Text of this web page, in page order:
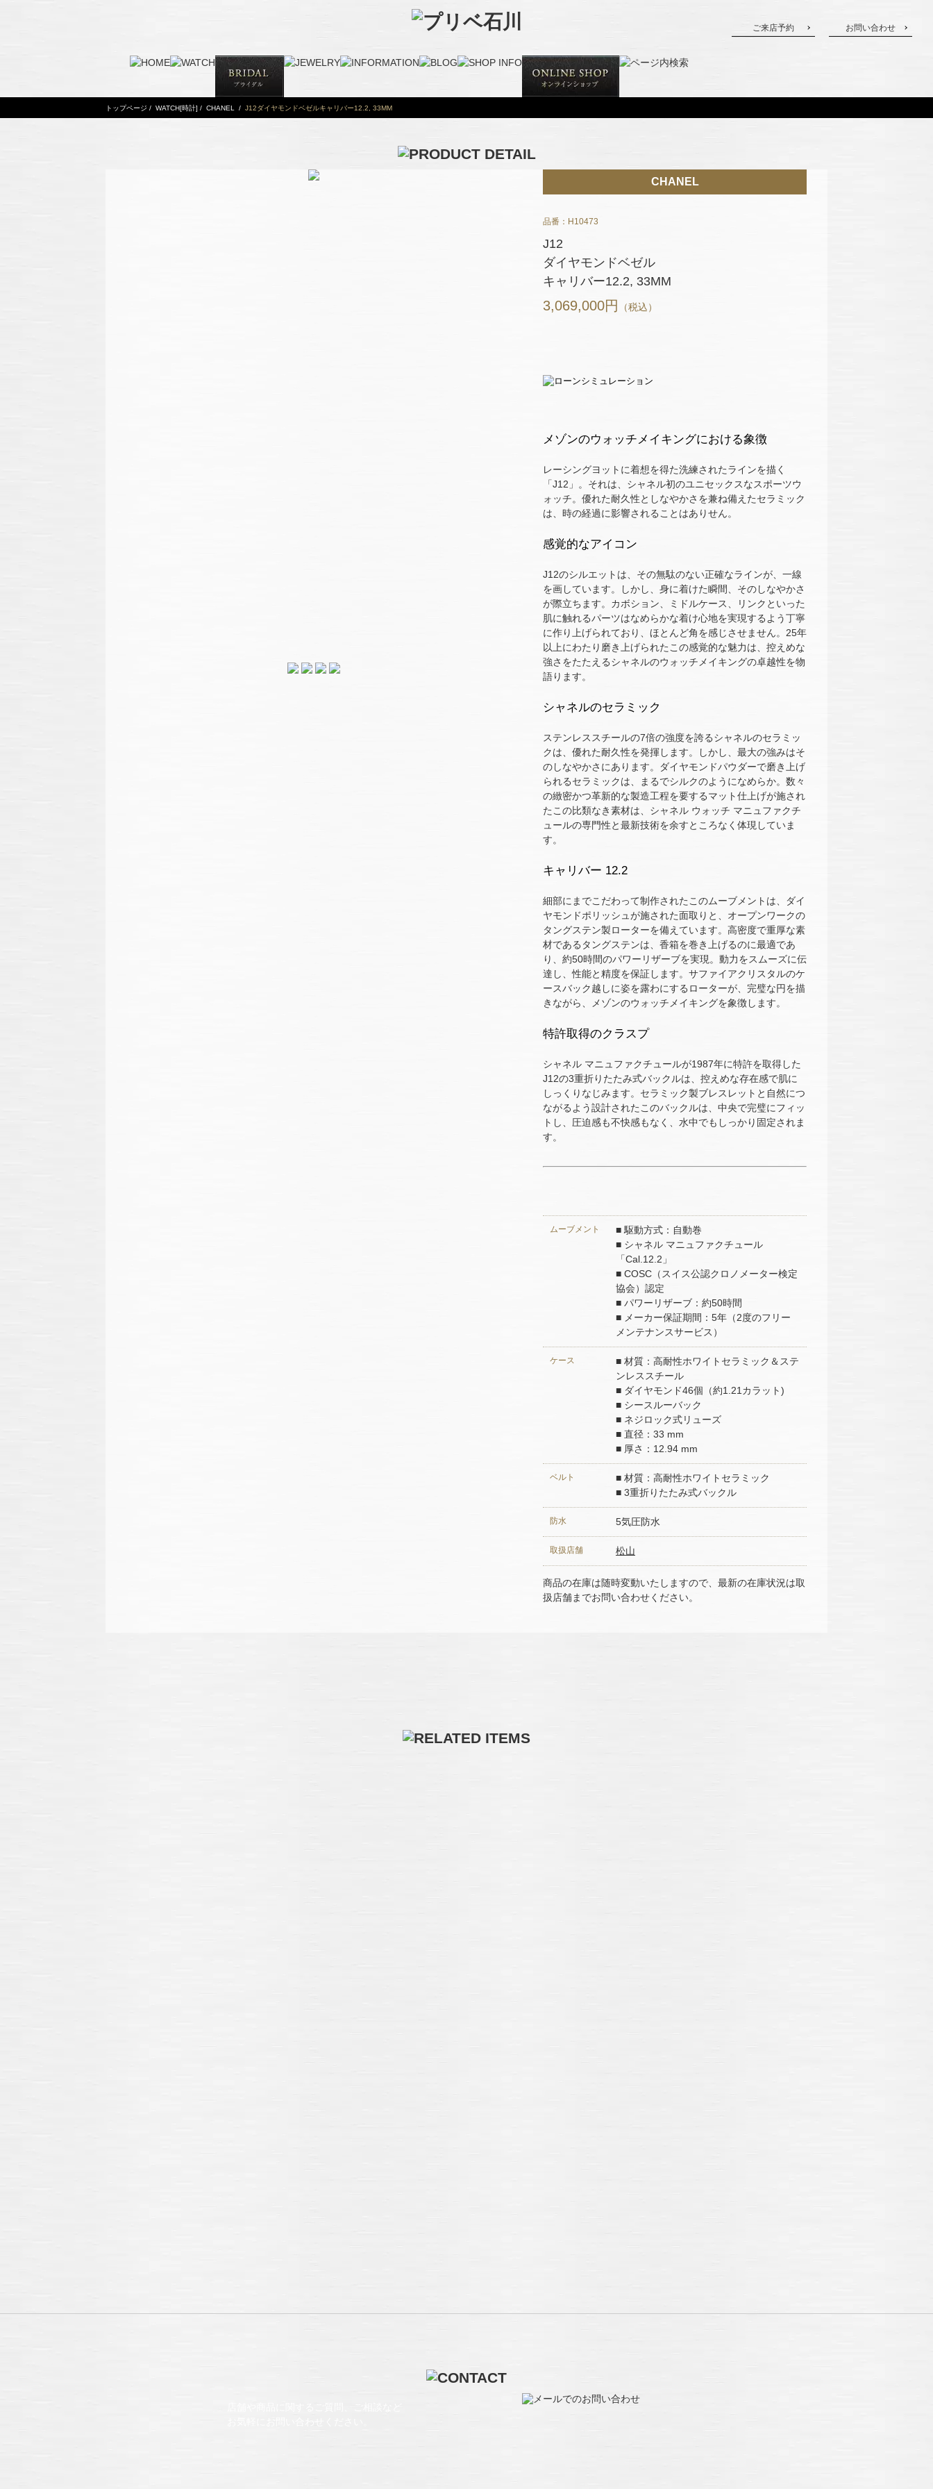
ご来店予約 お問い合わせ
トップページ / WATCH[時計] / CHANEL / J12ダイヤモンドベゼルキャリバー12.2, 33MM
CHANEL
品番：H10473
J12
ダイヤモンドベゼル
キャリバー12.2, 33MM
3,069,000円 （税込）
メゾンのウォッチメイキングにおける象徴
レーシングヨットに着想を得た洗練されたラインを描く
「J12」。それは、シャネル初のユニセックスなスポーツウ
ォッチ。優れた耐久性としなやかさを兼ね備えたセラミック
は、時の経過に影響されることはありせん。
感覚的なアイコン
J12のシルエットは、その無駄のない正確なラインが、一線
を画しています。しかし、身に着けた瞬間、そのしなやかさ
が際立ちます。カボション、ミドルケース、リンクといった
肌に触れるパーツはなめらかな着け心地を実現するよう丁寧
に作り上げられており、ほとんど角を感じさせません。25年
以上にわたり磨き上げられたこの感覚的な魅力は、控えめな
強さをたたえるシャネルのウォッチメイキングの卓越性を物
語ります。
シャネルのセラミック
ステンレススチールの7倍の強度を誇るシャネルのセラミッ
クは、優れた耐久性を発揮します。しかし、最大の強みはそ
のしなやかさにあります。ダイヤモンドパウダーで磨き上げ
られるセラミックは、まるでシルクのようになめらか。数々
の緻密かつ革新的な製造工程を要するマット仕上げが施され
たこの比類なき素材は、シャネル ウォッチ マニュファクチ
ュールの専門性と最新技術を余すところなく体現していま
す。
キャリバー 12.2
細部にまでこだわって制作されたこのムーブメントは、ダイ
ヤモンドポリッシュが施された面取りと、オープンワークの
タングステン製ローターを備えています。高密度で重厚な素
材であるタングステンは、香箱を巻き上げるのに最適であ
り、約50時間のパワーリザーブを実現。動力をスムーズに伝
達し、性能と精度を保証します。サファイアクリスタルのケ
ースバック越しに姿を露わにするローターが、完璧な円を描
きながら、メゾンのウォッチメイキングを象徴します。
特許取得のクラスプ
シャネル マニュファクチュールが1987年に特許を取得した
J12の3重折りたたみ式バックルは、控えめな存在感で肌に
しっくりなじみます。セラミック製ブレスレットと自然につ
ながるよう設計されたこのバックルは、中央で完璧にフィッ
トし、圧迫感も不快感もなく、水中でもしっかり固定されま
す。
ムーブメント
■ 駆動方式：自動巻
■ シャネル マニュファクチュール
「Cal.12.2」
■ COSC（スイス公認クロノメーター検定
協会）認定
■ パワーリザーブ：約50時間
■ メーカー保証期間：5年（2度のフリー
メンテナンスサービス）
ケース
■ 材質：高耐性ホワイトセラミック＆ステ
ンレススチール
■ ダイヤモンド46個（約1.21カラット)
■ シースルーバック
■ ネジロック式リューズ
■ 直径：33 mm
■ 厚さ：12.94 mm
ベルト
■ 材質：高耐性ホワイトセラミック
■ 3重折りたたみ式バックル
防水 5気圧防水
取扱店舗 松山
商品の在庫は随時変動いたしますので、最新の在庫状況は取
扱店舗までお問い合わせください。